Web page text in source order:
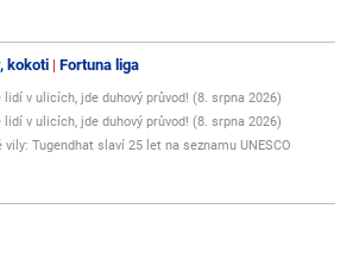
kokoti Fortuna liga
v ulicích, jde duhový průvod! (8. srpna 2026)
v ulicích, jde duhový průvod! (8. srpna 2026)
Tugendhat slaví 25 let na seznamu UNESCO